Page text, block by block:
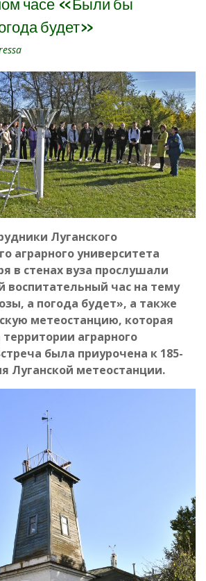
часе «Были бы
будет»
Луганского
аграрного университета
в стенах вуза прослушали
воспитательный час на тему
а погода будет», а также
метеостанцию, которая
аграрного
была приурочена к 185-
Луганской метеостанции.